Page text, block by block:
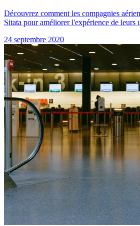
Découvrez comment les compagnies
Sitata pour améliorer l'expérience de leurs
24 septembre 2020